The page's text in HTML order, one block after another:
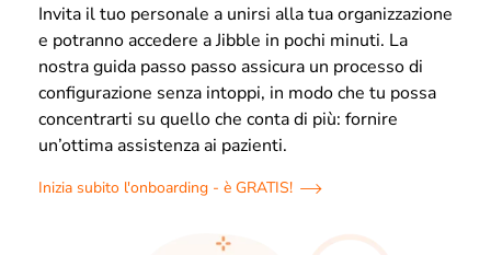
Invita il tuo personale a unirsi alla tua organizzazione
e potranno accedere a Jibble in pochi minuti. La
nostra guida passo passo assicura un processo di
configurazione senza intoppi, in modo che tu possa
concentrarti su quello che conta di più: fornire
un’ottima assistenza ai pazienti.
Inizia subito l'onboarding - è GRATIS!